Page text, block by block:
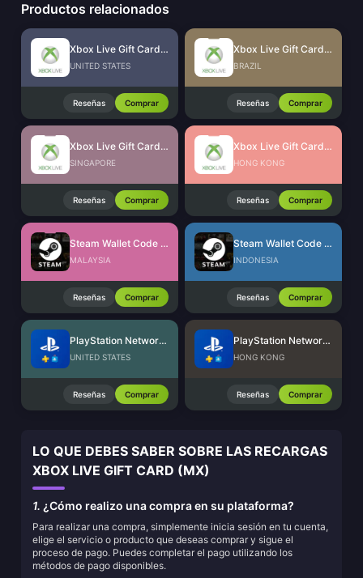
Productos relacionados
Xbox Live Gift Card (US)
UNITED STATES
Reseñas Comprar
Xbox Live Gift Card (BR)
BRAZIL
Reseñas Comprar
Xbox Live Gift Card (SG)
SINGAPORE
Reseñas Comprar
Xbox Live Gift Card (HK)
HONG KONG
Reseñas Comprar
Steam Wallet Code (MYR)
MALAYSIA
Reseñas Comprar
Steam Wallet Code (IDR)
INDONESIA
Reseñas Comprar
PlayStation Network Card (US)
UNITED STATES
Reseñas Comprar
PlayStation Network Card (HK)
HONG KONG
Reseñas Comprar
LO QUE DEBES SABER SOBRE LAS RECARGAS
XBOX LIVE GIFT CARD (MX)
1. ¿Cómo realizo una compra en su plataforma?
Para realizar una compra, simplemente inicia sesión en tu cuenta,
elige el servicio o producto que deseas comprar y sigue el
proceso de pago. Puedes completar el pago utilizando los
métodos de pago disponibles.